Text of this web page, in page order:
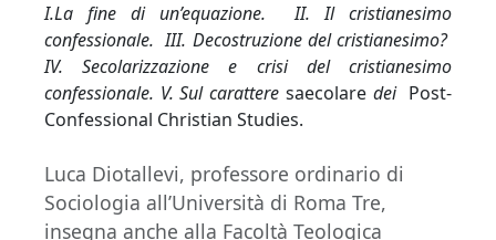
I.La fine di un’equazione.
II. Il cristianesimo
confessionale. III. Decostruzione del cristianesimo?
IV. Secolarizzazione e crisi del cristianesimo
confessionale. V. Sul carattere saecolare dei Post-
Confessional Christian Studies.
Luca Diotallevi, professore ordinario di
Sociologia all’Università di Roma Tre,
insegna anche alla Facoltà Teologica